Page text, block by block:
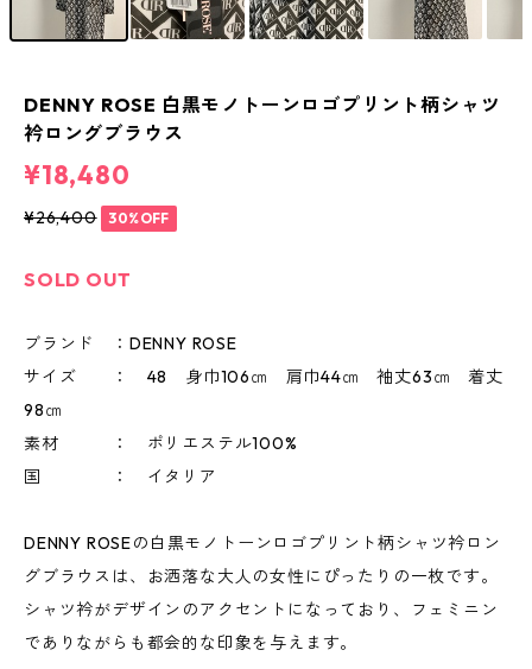
DENNY ROSE 白黒モノトーンロゴプリント柄シャツ
衿ロングブラウス
¥18,480
¥26,400 30%OFF
SOLD OUT
ブランド ：DENNY ROSE
サイズ ： 48 身巾106㎝ 肩巾44㎝ 袖丈63㎝ 着丈
98㎝
素材 ： ポリエステル100%
国 ： イタリア
DENNY ROSEの白黒モノトーンロゴプリント柄シャツ衿ロン
グブラウスは、お洒落な大人の女性にぴったりの一枚です。
シャツ衿がデザインのアクセントになっており、フェミニン
でありながらも都会的な印象を与えます。